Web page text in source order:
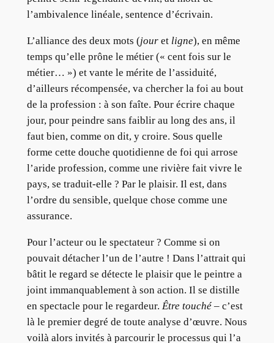
l’ambivalence linéale, sentence d’écrivain.
L’alliance des deux mots (jouretligne), en même
temps qu’elle prône le métier (« cent fois sur le
métier… ») et vante le mérite de l’assiduité,
d’ailleurs récompensée, va chercher la foi au bout
de la profession : à son faîte. Pour écrire chaque
jour, pour peindre sans faiblir au long des ans, il
faut bien, comme on dit, y croire. Sous quelle
forme cette douche quotidienne de foi qui arrose
l’aride profession, comme une rivière fait vivre le
pays, se traduit-elle ? Par le plaisir. Il est, dans
l’ordre du sensible, quelque chose comme une
assurance.
Pour l’acteur ou le spectateur ? Comme si on
pouvait détacher l’un de l’autre ! Dans l’attrait qui
bâtit le regard se détecte le plaisir que le peintre a
joint immanquablement à son action. Il se distille
en spectacle pour le regardeur. Être touché– c’est
là le premier degré de toute analyse d’œuvre. Nous
voilà alors invités à parcourir le processus qui l’a